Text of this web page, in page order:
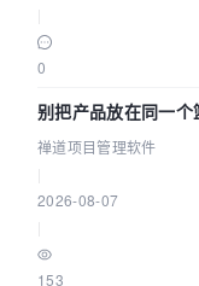
0
别把产品放在同一
禅道项目管理软件
2026-08-07
153